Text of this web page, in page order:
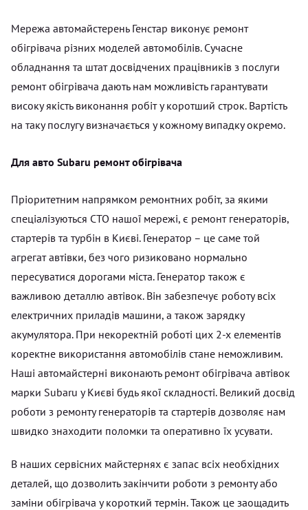
Мережа автомайстерень Генстар виконує ремонт
обігрівача різних моделей автомобілів. Сучасне
обладнання та штат досвідчених працівників з послуги
ремонт обігрівача дають нам можливість гарантувати
високу якість виконання робіт у коротший строк. Вартість
на таку послугу визначається у кожному випадку окремо.
Для авто Subaru ремонт обігрівача
Пріоритетним напрямком ремонтних робіт, за якими
спеціалізуються СТО нашої мережі, є ремонт генераторів,
стартерів та турбін в Києві. Генератор – це саме той
агрегат автівки, без чого ризиковано нормально
пересуватися дорогами міста. Генератор також є
важливою деталлю автівок. Він забезпечує роботу всіх
електричних приладів машини, а також зарядку
акумулятора. При некоректній роботі цих 2-х елементів
коректне використання автомобілів стане неможливим.
Наші автомайстерні виконають ремонт обігрівача автівок
марки Subaru у Києві будь якої складності. Великий досвід
роботи з ремонту генераторів та стартерів дозволяє нам
швидко знаходити поломки та оперативно їх усувати.
В наших сервісних майстернях є запас всіх необхідних
деталей, що дозволить закінчити роботи з ремонту або
заміни обігрівача у короткий термін. Також це заощадить